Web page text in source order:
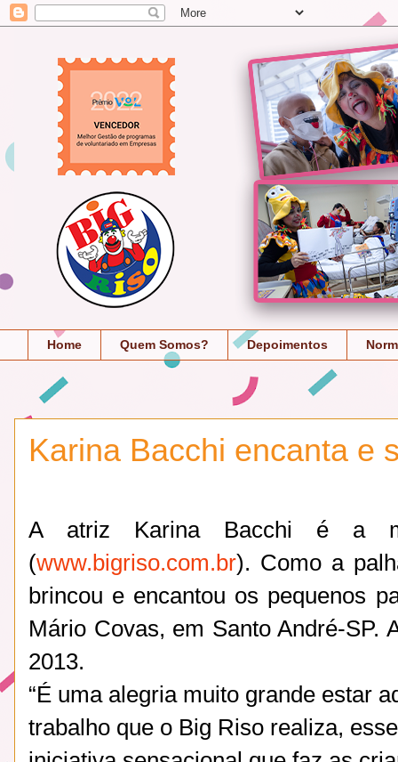
Home Quem Somos? Depoimentos
Karina Bacchi encanta e
A atriz Karina Bacchi é a
(www.bigriso.com.br). Como a
brincou e encantou os pequenos
Mário Covas, em Santo André-SP.
2013.
“É uma alegria muito grande estar
trabalho que o Big Riso realiza,